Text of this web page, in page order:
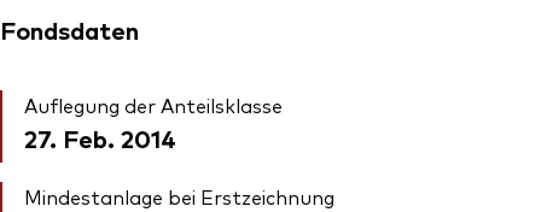
Fondsdaten
Auflegung der Anteilsklasse
27. Feb. 2014
Mindestanlage bei Erstzeichnung